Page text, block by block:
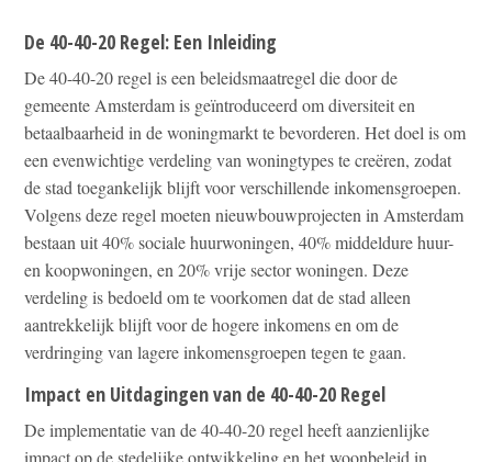
De 40-40-20 Regel: Een Inleiding
De 40-40-20 regel is een beleidsmaatregel die door de
gemeente Amsterdam is geïntroduceerd om diversiteit en
betaalbaarheid in de woningmarkt te bevorderen. Het doel is om
een evenwichtige verdeling van woningtypes te creëren, zodat
de stad toegankelijk blijft voor verschillende inkomensgroepen.
Volgens deze regel moeten nieuwbouwprojecten in Amsterdam
bestaan uit 40% sociale huurwoningen, 40% middeldure huur-
en koopwoningen, en 20% vrije sector woningen. Deze
verdeling is bedoeld om te voorkomen dat de stad alleen
aantrekkelijk blijft voor de hogere inkomens en om de
verdringing van lagere inkomensgroepen tegen te gaan.
Impact en Uitdagingen van de 40-40-20 Regel
De implementatie van de 40-40-20 regel heeft aanzienlijke
impact op de stedelijke ontwikkeling en het woonbeleid in